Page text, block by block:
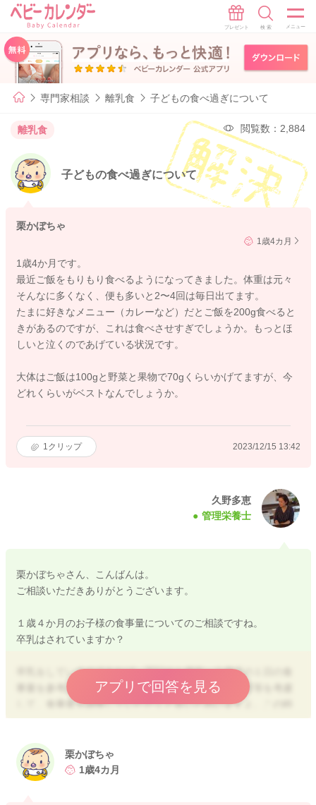
専門家相談 離乳食 子どもの食べ過ぎについて
離乳食 閲覧数：2,884
子どもの食べ過ぎについて
栗かぼちゃ
1歳4カ月
1歳4か月です。
最近ご飯をもりもり食べるようになってきました。体重は元々
そんなに多くなく、便も多いと2〜4回は毎日出てます。
たまに好きなメニュー（カレーなど）だとご飯を200g食べると
きがあるのですが、これは食べさせすぎでしょうか。もっとほ
しいと泣くのであげている状況です。
大体はご飯は100gと野菜と果物で70gくらいかげてますが、今
どれくらいがベストなんでしょうか。
1 クリップ 2023/12/15 13:42
久野多恵
管理栄養士
栗かぼちゃさん、こんばんは。
ご相談いただきありがとうございます。
１歳４か月のお子様の食事量についてのご相談ですね。
卒乳はされていますか？
卒乳をしているのであれば、下記の１歳半～２歳児の１日の食
事量を参考にしていただき、お子様の食べ進みや発育等を考慮
して、食事量を調整していただくと良いと思いますよ。この時
期のベスト量というのは個人差がありますので、一概には言え
カーブに沿って伸びていくことを基準に食事量を決めてあげる
と良いと思いますよ。
アプリで回答を見る
栗かぼちゃ
1歳4カ月